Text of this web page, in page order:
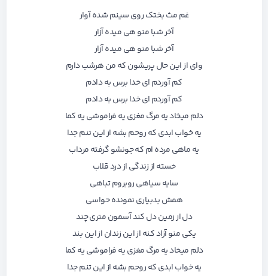
غم مث بختک روی سینم شده آوار
آخر شبا منو هی میده آزار
آخر شبا منو هی میده آزار
وای از این حال پریشون که من هرشب دارم
کم آوردم ای خدا برس به دادم
کم آوردم ای خدا برس به دادم
دلم میخاد یه مرگ مغزی یه فراموشی یه کما
یه خواب ابدی که روحم بشه از این تنم جدا
یه ماهی مرده ام که جونشو گرفته مرداب
خسته از زندگی از درد قلاب
سایه سیاهی روبروم تباهی
همش بدبیاری نمونده حواسی
دل از زمین دل کند آسمون متری چند
یکی منو آزاد کنه از این زندان از این بند
دلم میخاد یه مرگ مغزی یه فراموشی یه کما
یه خواب ابدی که روحم بشه از این تنم جدا